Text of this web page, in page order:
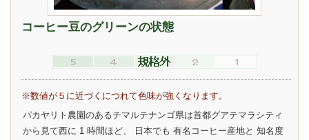
コーヒー豆のグリーンの状態
※数値が５に近づくにつれて色味が強くなります。
パカヤリト農園のあるチマルテナンゴ県は首都グアテマラシティ
から見て西に 1 時間ほど、 日本でも 有名コーヒー産地と 知名度